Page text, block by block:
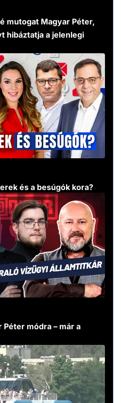
mutogat Magyar Péter,
hibáztatja a jelenlegi
és a besúgók kora?
módra – már a